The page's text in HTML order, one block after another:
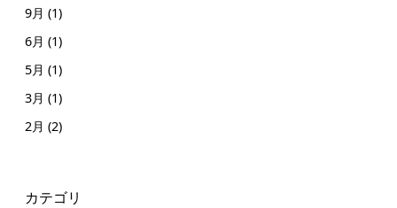
9月 (1)
6月 (1)
5月 (1)
3月 (1)
2月 (2)
カテゴリ